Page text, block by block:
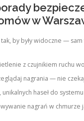
w
by były widoczne —
z czujnikiem ruchu
nagrania — nie
unikalnych haseł do
nagrań w chmurze